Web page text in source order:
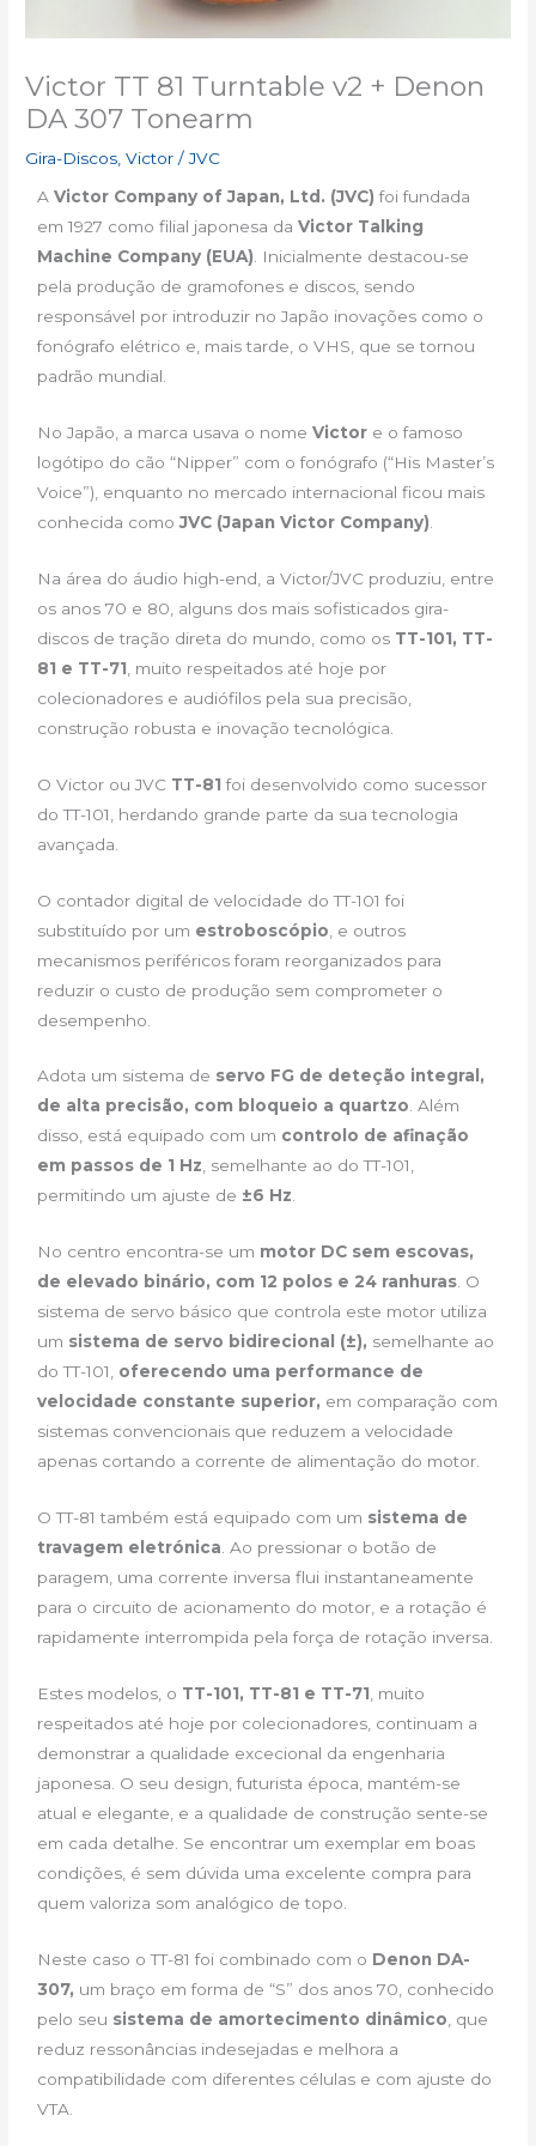
Victor TT 81 Turntable v2 + Denon
DA 307 Tonearm
Gira-Discos ,Victor / JVC
AVictor Company of Japan, Ltd. (JVC) foi fundada
em 1927 como filial japonesa daVictor Talking
Machine Company (EUA) . Inicialmente destacou-se
pela produção de gramofones e discos, sendo
responsável por introduzir no Japão inovações como o
fonógrafo elétrico e, mais tarde, o VHS, que se tornou
padrão mundial.
No Japão, a marca usava o nomeVictor e o famoso
logótipo do cão “Nipper” com o fonógrafo (“His Master’s
Voice”), enquanto no mercado internacional ficou mais
conhecida comoJVC (Japan Victor Company)
Na área do áudio high-end, a Victor/JVC produziu, entre
os anos 70 e 80, alguns dos mais sofisticados gira-
discos de tração direta do mundo, como os TT-101, TT-
81 e TT-71 , muito respeitados até hoje por
colecionadores e audiófilos pela sua precisão,
construção robusta e inovação tecnológica.
O Victor ou JVC TT-81 foi desenvolvido como sucessor
do TT-101, herdando grande parte da sua tecnologia
avançada.
O contador digital de velocidade do TT-101 foi
substituído por um estroboscópio , e outros
mecanismos periféricos foram reorganizados para
reduzir o custo de produção sem comprometer o
desempenho.
Adota um sistema de servo FG de deteção integral,
de alta precisão, com bloqueio a quartzo. Além
disso, está equipado com um controlo de afinação
em passos de 1 Hz, semelhante ao do TT-101,
permitindo um ajuste de ±6 Hz.
No centro encontra-se um motor DC sem escovas,
de elevado binário, com 12 polos e 24 ranhuras. O
sistema de servo básico que controla este motor utiliza
um sistema de servo bidirecional (±), semelhante ao
do TT-101, oferecendo uma performance de
velocidade constante superior, em comparação com
sistemas convencionais que reduzem a velocidade
apenas cortando a corrente de alimentação do motor.
O TT-81 também está equipado com um sistema de
travagem eletrónica . Ao pressionar o botão de
paragem, uma corrente inversa flui instantaneamente
para o circuito de acionamento do motor, e a rotação é
rapidamente interrompida pela força de rotação inversa.
Estes modelos, o TT-101, TT-81 e TT-71 , muito
respeitados até hoje por colecionadores, continuam a
demonstrar a qualidade excecional da engenharia
japonesa. O seu design, futurista época, mantém-se
atual e elegante, e a qualidade de construção sente-se
em cada detalhe. Se encontrar um exemplar em boas
condições, é sem dúvida uma excelente compra para
quem valoriza som analógico de topo.
Neste caso o TT-81 foi combinado com o Denon DA-
307, um braço em forma de “S” dos anos 70, conhecido
pelo seu sistema de amortecimento dinâmico , que
reduz ressonâncias indesejadas e melhora a
compatibilidade com diferentes células e com ajuste do
VTA.